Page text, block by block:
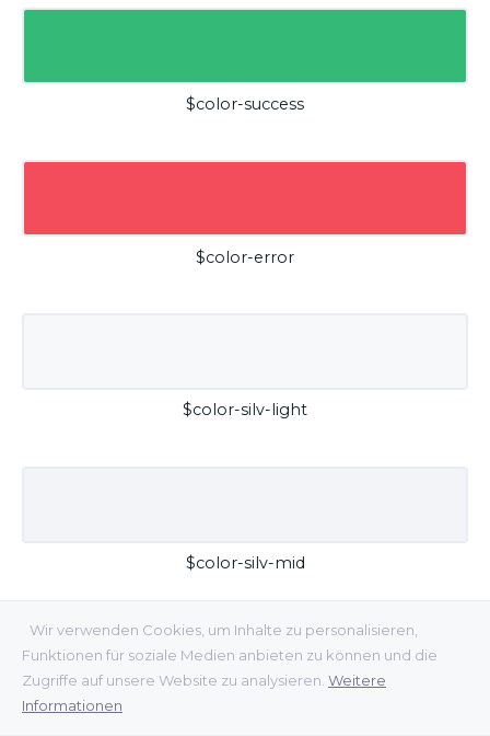
Wir verwenden Cookies, um Inhalte zu personalisieren,
Funktionen für soziale Medien anbieten zu können und die
Zugriffe auf unsere Website zu analysieren. Weitere
Informationen
$color-success
$color-error
$color-silv-light
$color-silv-mid